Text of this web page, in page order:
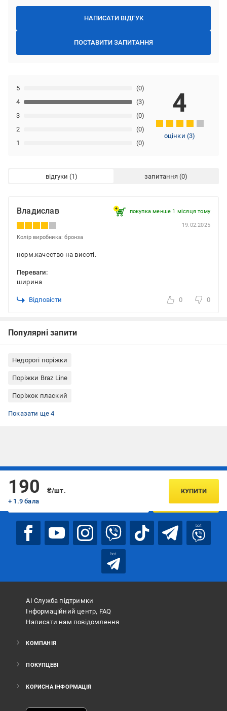
НАПИСАТИ ВІДГУК
ПОСТАВИТИ ЗАПИТАННЯ
1 (0)
2 (0)
3 (0)
4 (3)
5 (0)
4
оцінки(3)
відгуки запитання
Владислав покупка менше 1 місяця томy
19.02.2025
Колір виробника: бронза
норм.качество на висоті.
Переваги:
ширина
Відповісти 0 0
Популярні запити
Недорогі поріжки
Поріжки Braz Line
Поріжок плаский
Поріжки для плитки
Поріжки для ламінату
Поріжки для лінолеуму
Алюмінієві поріжки
Показати ще 4
190
₴/шт.
+ 1.9 бала
КУПИТИ
Підписуйтесь, щоб дізнаватись першим про акції та пропозиції
ПІДПИСАТИСЯ
bot
bot
АІ Служба підтримки
Інформаційний центр, FAQ
Написати нам повідомлення
КОМПАНІЯ
ПОКУПЦЕВІ
КОРИСНА ІНФОРМАЦІЯ